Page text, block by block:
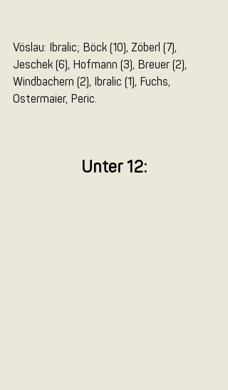
Vöslau: Ibralic; Böck (10), Zöberl (7),
Jeschek (6), Hofmann (3), Breuer (2),
Windbachern (2), Ibralic (1), Fuchs,
Ostermaier, Peric.
Unter 12: